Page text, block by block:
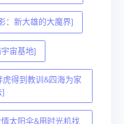
：新大雄的大魔界]
宙基地]
得到教训&四海为家
]
太阳伞&用时光机找